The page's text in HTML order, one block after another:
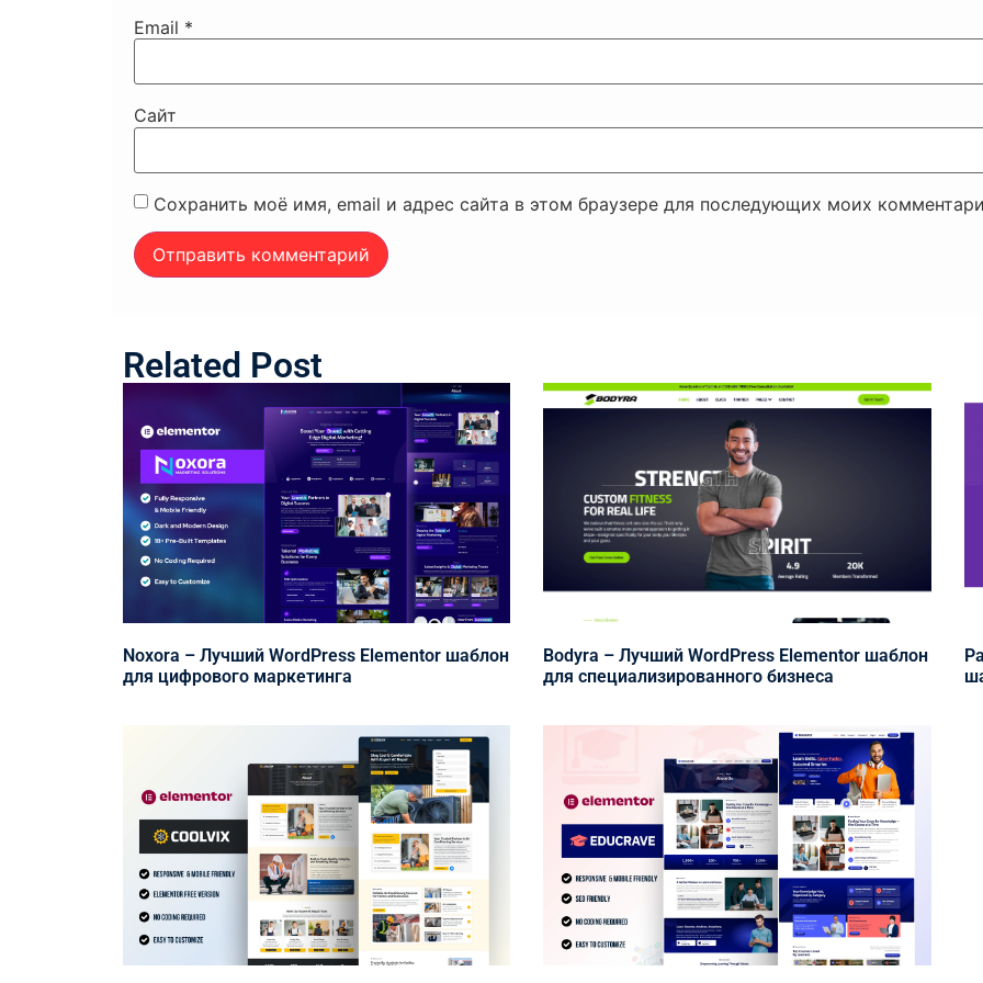
Email *
Сайт
Сохранить моё имя, email и адрес сайта в этом браузере для последующих моих
Related Post
Noxora – Лучший WordPress Elementor шаблон
для цифрового маркетинга
Bodyra – Лучший WordPress Elementor шаблон
для специализированного бизнеса